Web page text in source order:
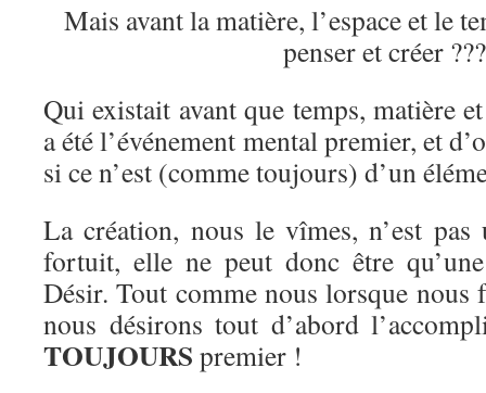
Mais avant la matière, l’espace et le
penser et créer
Qui existait avant que temps, matière
a été l’événement mental premier, et
si ce n’est (comme toujours) d’un
La création, nous le vîmes, n’est
fortuit, elle ne peut donc être
Désir. Tout comme nous lorsque nous
nous désirons tout d’abord
TOUJOURS premier !